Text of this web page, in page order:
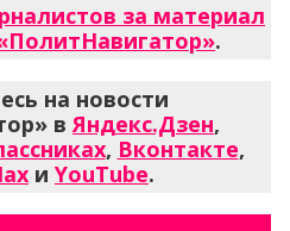
за материал
.
на новости
вЯндекс.Дзен,
, Вконтакте,
и YouTube.